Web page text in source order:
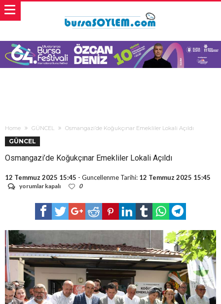
Home GÜNCEL Osmangazi’de Koğukçınar Emekliler Lokali Açıldı
GÜNCEL
Osmangazi’de Koğukçınar Emekliler Lokali Açıldı
12 Temmuz 2025 15:45 - Guncellenme Tarihi: 12 Temmuz 2025 15:45
Osmangazi’de
Emekliler
yorumlar kapalı 0